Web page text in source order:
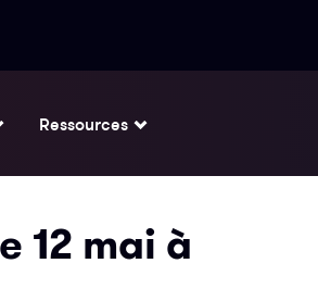
Ressources
12 mai à